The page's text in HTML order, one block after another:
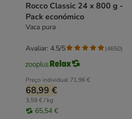
Rocco Classic 24 x 800 g -
Pack económico
Vaca pura
Preço individual 71,96 €
68,99 €
3,59 € / kg
65,54 €
Avaliar: 4.5/5 (4650)